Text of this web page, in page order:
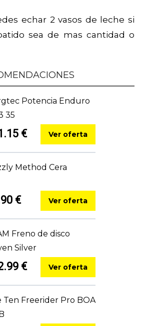
echar 2 vasos de leche si
sea de mas cantidad o
Potencia Enduro
35
€ Ver oferta
Method Cera
€ Ver oferta
Freno de disco
Silver
€ Ver oferta
Ten Freerider Pro BOA